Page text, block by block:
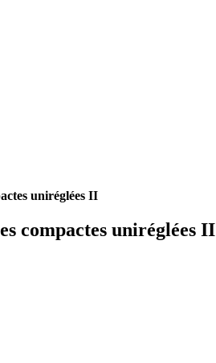
uniréglées II
compactes uniréglées II